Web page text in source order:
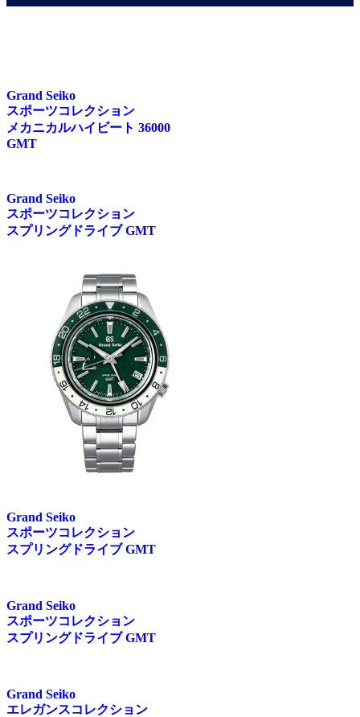
Grand Seiko
スポーツコレクション
メカニカルハイビート 36000
GMT
Grand Seiko
スポーツコレクション
スプリングドライブ GMT
Grand Seiko
スポーツコレクション
スプリングドライブ GMT
Grand Seiko
スポーツコレクション
スプリングドライブ GMT
Grand Seiko
エレガンスコレクション